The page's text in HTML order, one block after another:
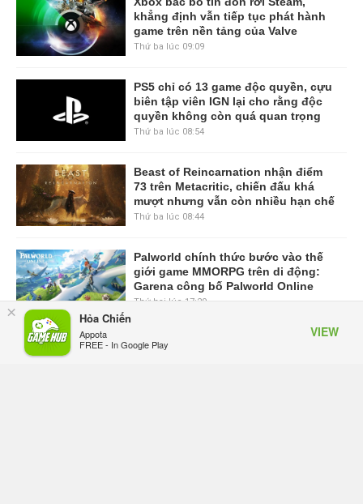
× Hỏa Chiến
Appota
FREE - In Google Play
VIEW
Xbox bác bỏ tin đồn rời Steam,
khẳng định vẫn tiếp tục phát hành
PS5 chỉ có 13 game độc quyền, cựu
biên tập viên IGN lại cho rằng độc
Beast of Reincarnation nhận điểm
73 trên Metacritic, chiến đấu khá
Palworld chính thức bước vào thế
giới game MMORPG trên di động: